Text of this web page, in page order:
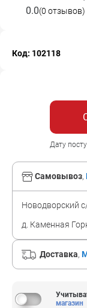
0.0(0 отзывов)
Код: 102118
Дату
Самовывоз,
Новодворский
д. Каменная
Доставка,
магазин